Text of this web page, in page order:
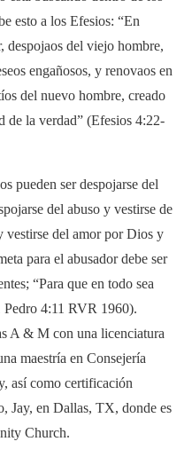
esto a los Efesios: “En
despojaos del viejo hombre,
engañosos, y renovaos en
del nuevo hombre, creado
de la verdad” (Efesios 4:22-
pueden ser despojarse del
del abuso y vestirse de
vestirse del amor por Dios y
para el abusador debe ser
“Para que en todo sea
4:11 RVR 1960).
A & M con una licenciatura
maestría en Consejería
así como certificación
Jay, en Dallas, TX, donde es
Church.